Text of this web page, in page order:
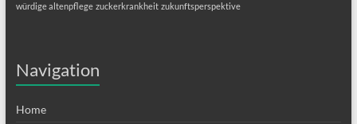
würdige altenpflege zuckerkrankheit zukunftsperspektive
Navigation
Home